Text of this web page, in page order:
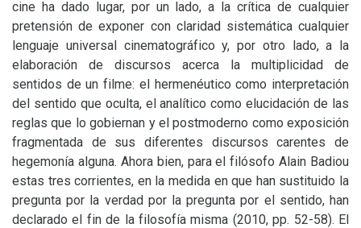
cine ha dado lugar, por un lado, a la crítica de cualquier
pretensión de exponer con claridad sistemática cualquier
lenguaje universal cinematográfico y, por otro lado, a la
elaboración de discursos acerca la multiplicidad de
sentidos de un filme: el hermenéutico como interpretación
del sentido que oculta, el analítico como elucidación de las
reglas que lo gobiernan y el postmoderno como exposición
fragmentada de sus diferentes discursos carentes de
hegemonía alguna. Ahora bien, para el filósofo Alain Badiou
estas tres corrientes, en la medida en que han sustituido la
pregunta por la verdad por la pregunta por el sentido, han
declarado el fin de la filosofía misma (2010, pp. 52-58). El